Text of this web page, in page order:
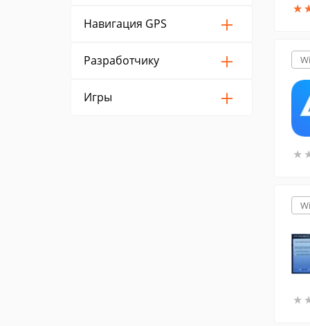
Навигация GPS
Разработчику
Игры
★
★
★
★
★
★